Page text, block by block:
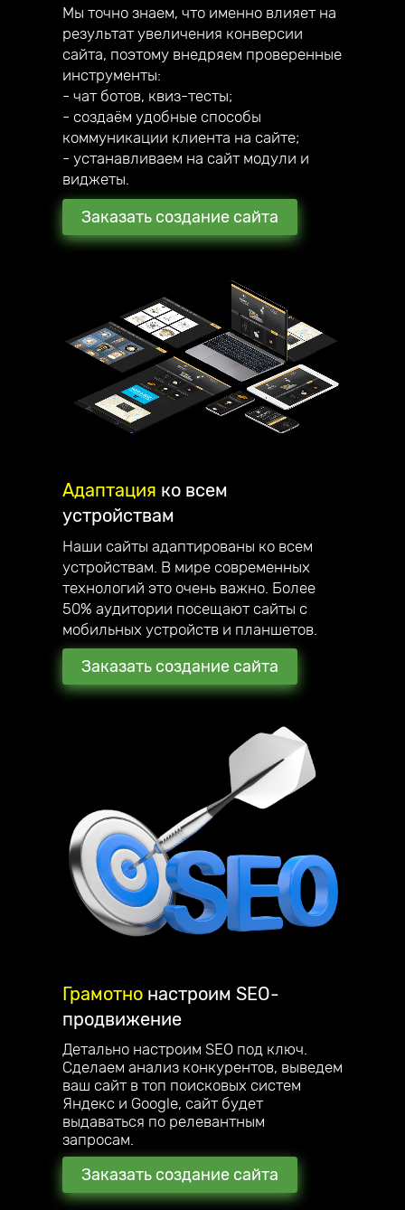
Мы точно знаем, что именно влияет на
результат увеличения конверсии
сайта, поэтому внедряем проверенные
инструменты:
- чат ботов, квиз-тесты;
- создаём удобные способы
коммуникации клиента на сайте;
- устанавливаем на сайт модули и
виджеты.
Заказать создание сайта
Адаптация ко всем
устройствам
Наши сайты адаптированы ко всем
устройствам. В мире современных
технологий это очень важно. Более
50% аудитории посещают сайты с
мобильных устройств и планшетов.
Заказать создание сайта
Грамотно настроим SEO-
продвижение
Детально настроим SEO под ключ.
Сделаем анализ конкурентов, выведем
ваш сайт в топ поисковых систем
Яндекс и Google, сайт будет
выдаваться по релевантным
запросам.
Заказать создание сайта